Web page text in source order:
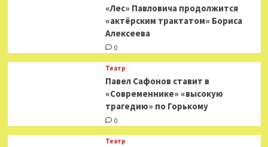
«Лес» Павловича продолжится
«актёрским трактатом» Бориса
Алексеева
0
Театр
Павел Сафонов ставит в
«Современнике» «высокую
трагедию» по Горькому
0
Театр